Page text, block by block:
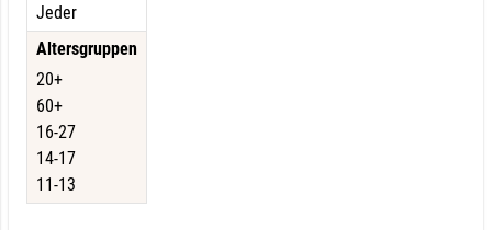
Jeder
Altersgruppen
20+
60+
16-27
14-17
11-13